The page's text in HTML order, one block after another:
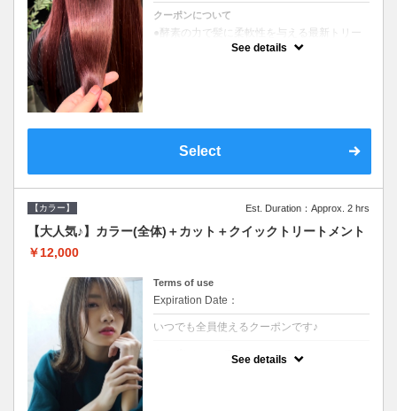
クーポンについて
●酵素の力で髪に柔軟性を与える最新トリー
トメント●ＳＢ込●長さ料金あり《こちらのク
See details
Select
【カラー】 Est. Duration：Approx. 2 hrs
【大人気♪】カラー(全体)＋カット＋クイックトリートメント
￥12,000
Terms of use
Expiration Date：
いつでも全員使えるクーポンです♪
See details